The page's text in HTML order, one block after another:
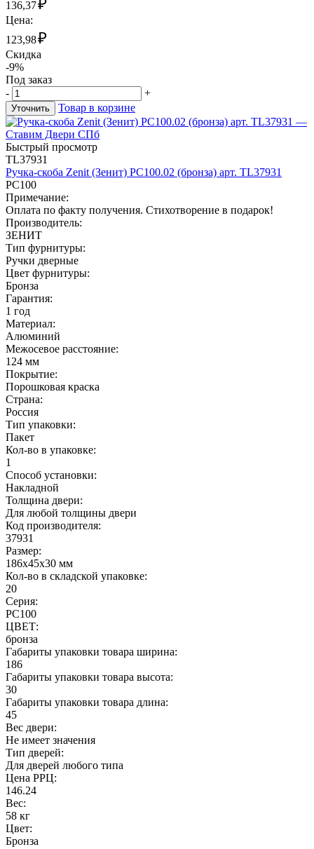
136,37₽
Цена:
123,98₽
Скидка
-9%
Под заказ
-
+
Уточнить Товар в корзине
Быстрый просмотр
TL37931
Ручка-скоба Zenit (Зенит) РС100.02 (бронза) арт. TL37931
РС100
Примечание:
Оплата по факту получения. Стихотворение в подарок!
Производитель:
ЗЕНИТ
Тип фурнитуры:
Ручки дверные
Цвет фурнитуры:
Бронза
Гарантия:
1 год
Материал:
Алюминий
Межосевое расстояние:
124 мм
Покрытие:
Порошковая краска
Страна:
Россия
Тип упаковки:
Пакет
Кол-во в упаковке:
1
Способ установки:
Накладной
Толщина двери:
Для любой толщины двери
Код производителя:
37931
Размер:
186x45x30 мм
Кол-во в складской упаковке:
20
Серия:
РС100
ЦВЕТ:
бронза
Габариты упаковки товара ширина:
186
Габариты упаковки товара высота:
30
Габариты упаковки товара длина:
45
Вес двери:
Не имеет значения
Тип дверей:
Для дверей любого типа
Цена РРЦ:
146.24
Вес:
58 кг
Цвет:
Бронза